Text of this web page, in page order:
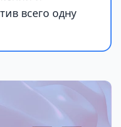
всего одну